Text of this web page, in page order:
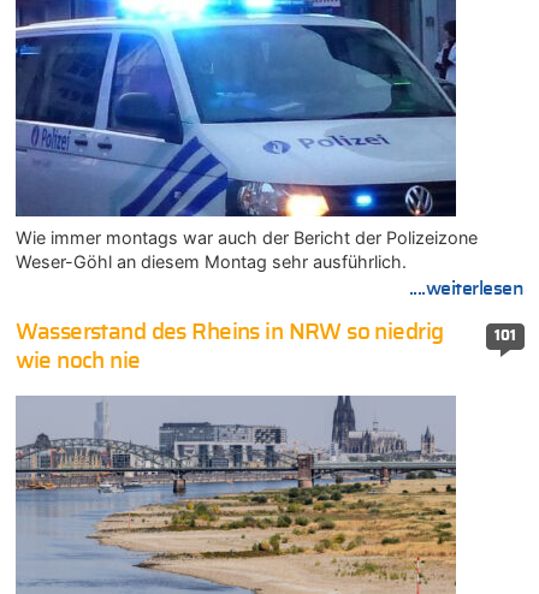
Wie immer montags war auch der Bericht der Polizeizone
Weser-Göhl an diesem Montag sehr ausführlich.
....weiterlesen
101
Wasserstand des Rheins in NRW so niedrig
wie noch nie